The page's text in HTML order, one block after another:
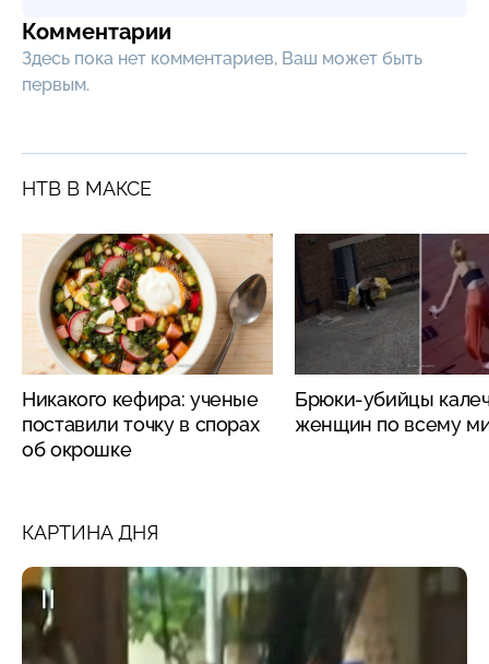
Комментарии
Здесь пока нет комментариев, Ваш может быть
первым.
НТВ В МАКСЕ
Никакого кефира: ученые
поставили точку в спорах
об окрошке
Брюки-убийцы
женщин по всему
КАРТИНА ДНЯ